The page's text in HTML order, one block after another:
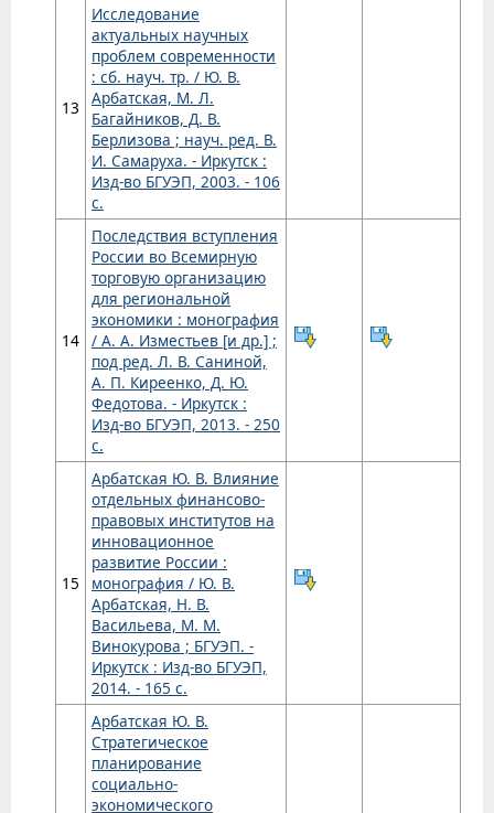
13
Исследование
актуальных научных
проблем современности
: сб. науч. тр. / Ю. В.
Арбатская, М. Л.
Багайников, Д. В.
Берлизова ; науч. ред. В.
И. Самаруха. - Иркутск :
Изд-во БГУЭП, 2003. - 106
с.
14
Последствия вступления
России во Всемирную
торговую организацию
для региональной
экономики : монография
/ А. А. Изместьев [и др.] ;
под ред. Л. В. Саниной,
А. П. Киреенко, Д. Ю.
Федотова. - Иркутск :
Изд-во БГУЭП, 2013. - 250
с.
15
Арбатская Ю. В. Влияние
отдельных финансово-
правовых институтов на
инновационное
развитие России :
монография / Ю. В.
Арбатская, Н. В.
Васильева, М. М.
Винокурова ; БГУЭП. -
Иркутск : Изд-во БГУЭП,
2014. - 165 с.
Арбатская Ю. В.
Стратегическое
планирование
социально-
экономического